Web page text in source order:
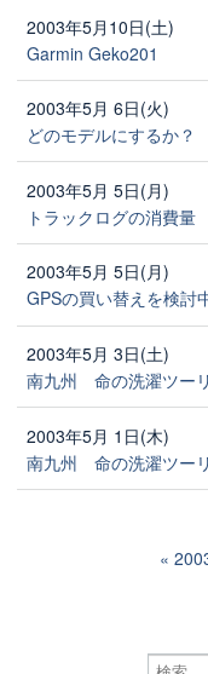
2003年5月10日(土)
Garmin Geko201
2003年5月 6日(火)
どのモデルにするか？
2003年5月 5日(月)
トラックログの消費量
2003年5月 5日(月)
GPSの買い替えを検討
2003年5月 3日(土)
南九州 命の洗濯ツー
2003年5月 1日(木)
南九州 命の洗濯ツー